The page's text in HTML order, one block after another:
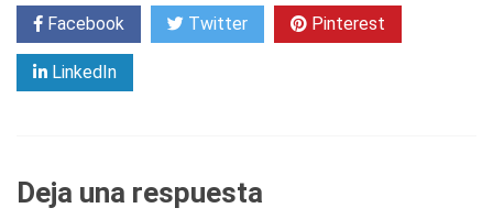
Facebook Twitter Pinterest
LinkedIn
Deja una respuesta